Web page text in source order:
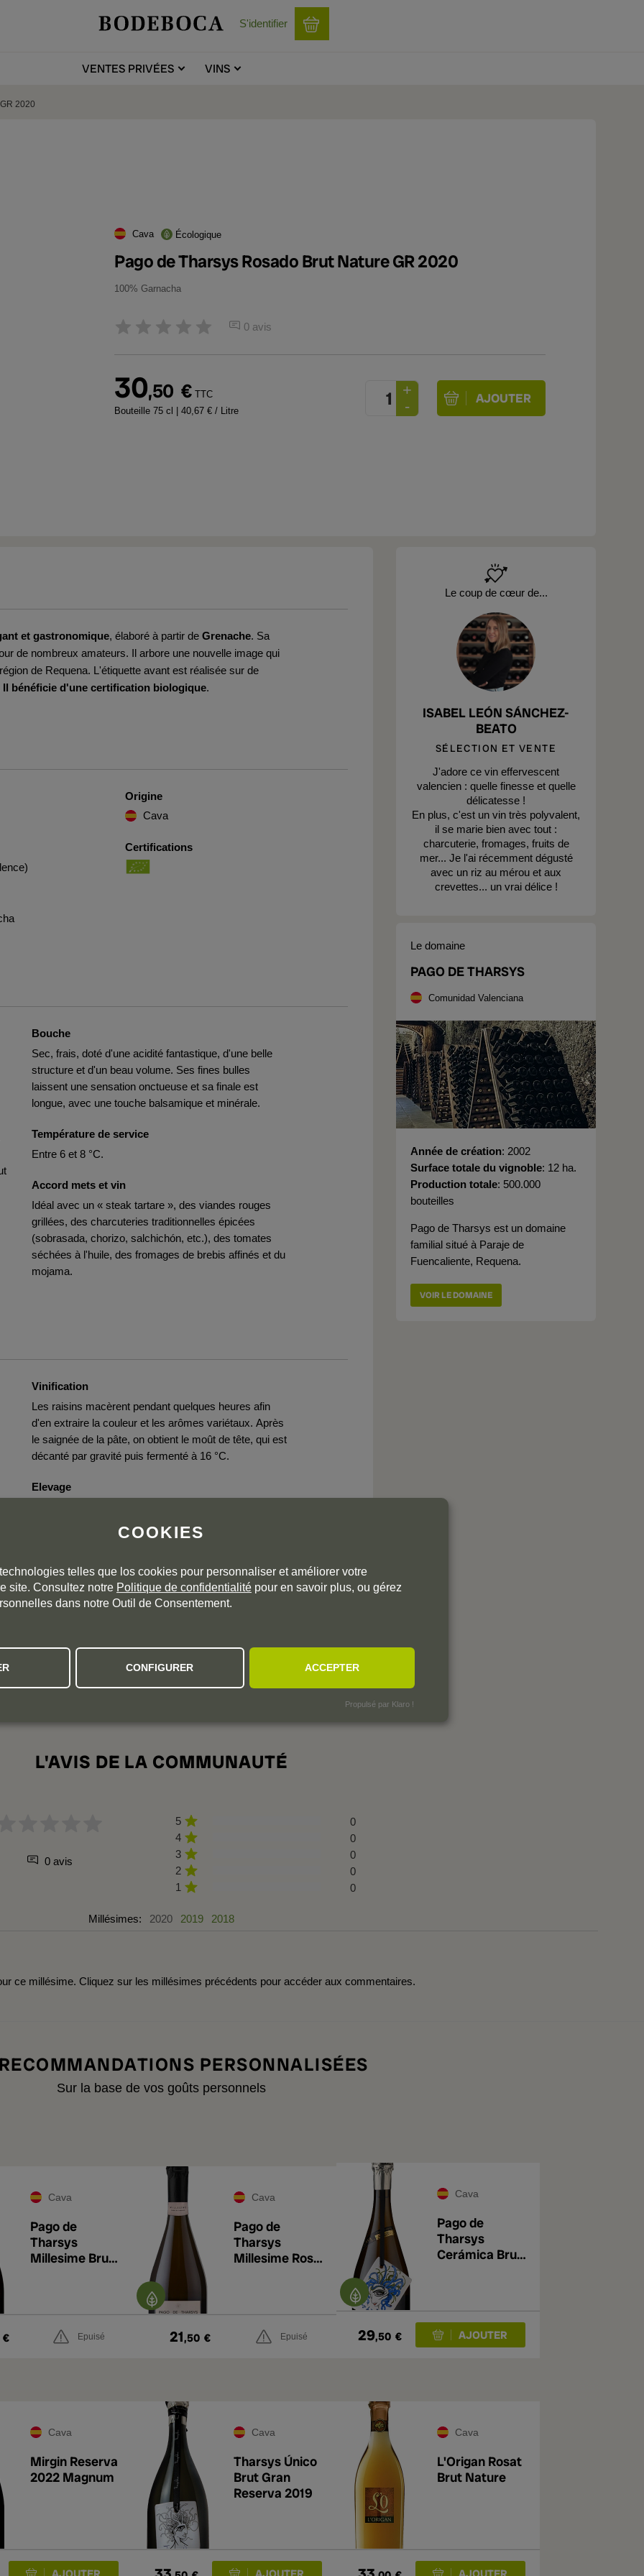
S'identifier
VENTES PRIVÉES VINS
2020
Cava Écologique
Pago de Tharsys Rosado Brut Nature GR 2020
100% Garnacha
0 avis
30,50 € TTC
Bouteille 75 cl
| 40,67 € / Litre
et gastronomique, élaboré à partir de Grenache. Sa
de nombreux amateurs. Il arbore une nouvelle image qui
de Requena. L'étiquette avant est réalisée sur de
Il bénéficie d'une certification biologique.
Origine
Cava
Certifications
Bouche
Sec, frais, doté d'une acidité fantastique, d'une belle
structure et d'un beau volume. Ses fines bulles
laissent une sensation onctueuse et sa finale est
longue, avec une touche balsamique et minérale.
Température de service
Entre 6 et 8 °C.
Accord mets et vin
Idéal avec un « steak tartare », des viandes rouges
grillées, des charcuteries traditionnelles épicées
(sobrasada, chorizo, salchichón, etc.), des tomates
séchées à l'huile, des fromages de brebis affinés et du
mojama.
Vinification
Les raisins macèrent pendant quelques heures afin
d'en extraire la couleur et les arômes variétaux. Après
le saignée de la pâte, on obtient le moût de tête, qui est
décanté par gravité puis fermenté à 16 °C.
Elevage
puis conservées en position verticale sur des pupitres
déposés.
Le coup de cœur de...
ISABEL LEÓN SÁNCHEZ-
BEATO
SÉLECTION ET VENTE
J'adore ce vin effervescent
valencien : quelle finesse et quelle
délicatesse !
En plus, c'est un vin très polyvalent,
il se marie bien avec tout :
charcuterie, fromages, fruits de
mer... Je l'ai récemment dégusté
avec un riz au mérou et aux
crevettes... un vrai délice !
Le domaine
PAGO DE THARSYS
Comunidad Valenciana
Année de création 2002
Surface totale du vignoble 12 ha.
Production totale 500.000
bouteilles
Pago de Tharsys est un domaine
familial situé à Paraje de
Fuencaliente, Requena.
VOIR LE DOMAINE
L'AVIS DE LA COMMUNAUTÉ
0 avis
5
0
4
0
3
0
2
0
1
0
Millésimes: 2020 2019 2018
ce millésime. Cliquez sur les millésimes précédents pour accéder aux commentaires.
PERSONNALISÉES
Sur la base de vos goûts personnels
Cava
Pago de
Tharsys
Millesime Brut
€ Epuisé
Cava
Pago de
Tharsys
Millesime Rosé
21,50 € Epuisé
Cava
Pago de
Tharsys
Cerámica Brut
29,50 €
Cava
Mirgin Reserva
2022 Magnum
Cava
Tharsys Único
Brut Gran
Reserva 2019
Cava
L'Origan Rosat
Brut Nature
COOKIES
telles que los cookies pour personnaliser et améliorer votre
site. Consultez notre Politique de confidentialité pour en savoir plus, ou gérez
dans notre Outil de Consentement.
CONFIGURER ACCEPTER
Propulsé par Klaro !